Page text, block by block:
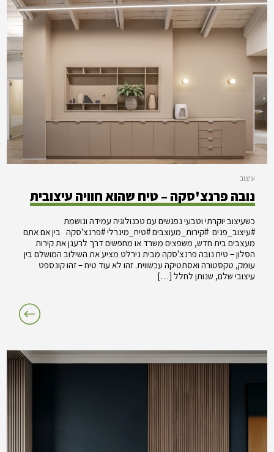
עיצוב
נובה פרנצ'סקה – טיח שהוא חוויה עיצובית
כשעיצוב יוקרתי וטבעי נפגשים עם טכנולוגיה עמידה ונושמת
#עיצוב_פנים #קירות_מעוצבים #טיח_מינרלי #פרנצ'סקה בין אם אתם
מעצבים בית חדש, משפצים משרד או מחפשים דרך לרענן את קירות
הסלון – טיח נובה פרנצ'סקה מבית נירלט מציע את השילוב המושלם בין
עומק, טקסטורה ואסתטיקה עכשווית. זהו לא עוד טיח – זהו קונספט
עיצובי שלם, שנותן לחלל […]